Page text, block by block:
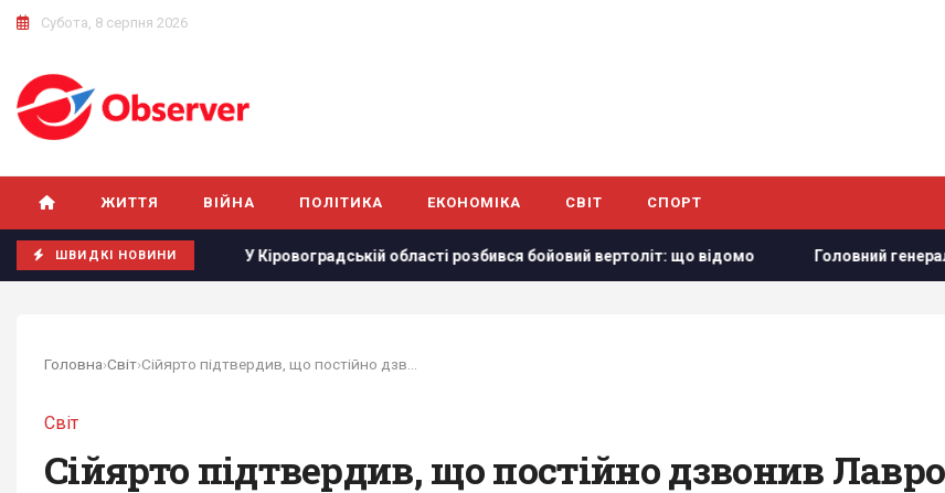
Субота, 8 серпня 2026
ЖИТТЯ ВІЙНА ПОЛІТИКА ЕКОНОМІКА СВІТ СПОРТ
ШВИДКІ НОВИНИ
У Кіровоградській області розбився бойовий вертоліт: що відомо Головний генерал США шукає
Головна›Світ›
Світ
Сійярто підтвердив, що постійно дзвонив